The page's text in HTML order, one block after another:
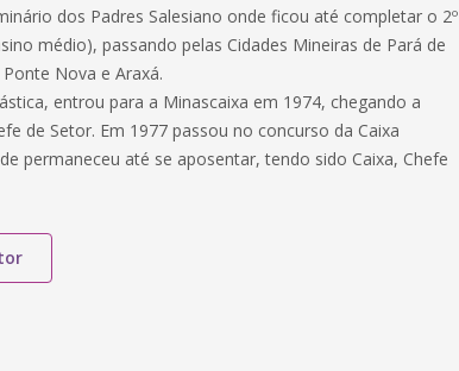
dos Padres Salesiano onde ficou até completar o 2º
médio), passando pelas Cidades Mineiras de Pará de
Nova e Araxá.
entrou para a Minascaixa em 1974, chegando a
de Setor. Em 1977 passou no concurso da Caixa
permaneceu até se aposentar, tendo sido Caixa, Chefe